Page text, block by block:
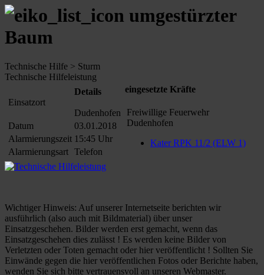
umgestürzter
Baum
Technische Hilfe > Sturm
Technische Hilfeleistung
Einsatzort
Details
Dudenhofen
Datum
03.01.2018
Alarmierungszeit 15:45 Uhr
Alarmierungsart Telefon
eingesetzte Kräfte
Freiwillige Feuerwehr
Dudenhofen
Kater RPK 11/2 (ELW 1)
Wichtiger Hinweis: Auf unserer Internetseite berichten wir
ausführlich (also auch mit Bildmaterial) über unser
Einsatzgeschehen. Bilder werden erst gemacht, wenn das
Einsatzgeschehen dies zulässt ! Es werden keine Bilder von
Verletzten oder Toten gemacht oder hier veröffentlicht ! Sollten Sie
Einwände gegen die hier veröffentlichen Fotos oder Berichte haben,
wenden Sie sich bitte vertrauensvoll an unseren Webmaster.